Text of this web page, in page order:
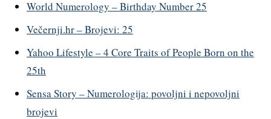
World Numerology – Birthday Number 25
Večernji.hr – Brojevi: 25
Yahoo Lifestyle – 4 Core Traits of People Born on the
25th
Sensa Story – Numerologija: povoljni i nepovoljni
brojevi